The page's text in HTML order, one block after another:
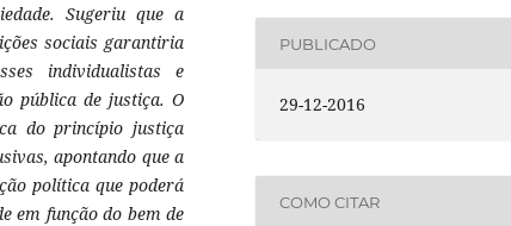
Sugeriu que a
sociais garantiria
individualistas e
pública de justiça. O
do princípio justiça
apontando que a
política que poderá
em função do bem de
PUBLICADO
29-12-2016
COMO CITAR